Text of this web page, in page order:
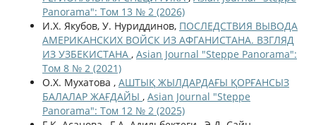
Panorama": Том 13 № 2 (2026)
И.Х. Якубов, У. Нуриддинов, ПОСЛЕДСТВИЯ ВЫВОДА
АМЕРИКАНСКИХ ВОЙСК ИЗ АФГАНИСТАНА. ВЗГЛЯД
ИЗ УЗБЕКИСТАНА , Asian Journal "Steppe Panorama":
Том 8 № 2 (2021)
О.Х. Мухатова , АШТЫҚ ЖЫЛДАРДАҒЫ ҚОРҒАНСЫЗ
БАЛАЛАР ЖАҒДАЙЫ , Asian Journal "Steppe
Panorama": Том 12 № 2 (2025)